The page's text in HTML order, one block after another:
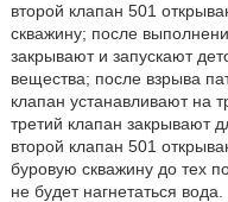
второй клапан 501
скважину; после
закрывают и запускают
вещества; после взрыва
клапан устанавливают на
третий клапан закрывают
второй клапан 501
буровую скважину до тех
не будет нагнетаться вода.